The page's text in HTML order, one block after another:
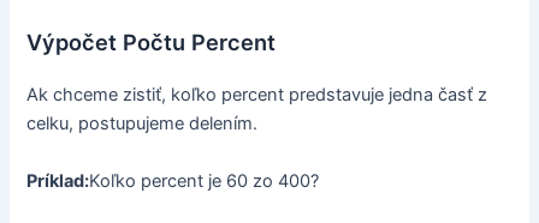
Výpočet Počtu Percent
Ak chceme zistiť, koľko percent predstavuje jedna časť z
celku, postupujeme delením.
Príklad:Koľko percent je 60 zo 400?